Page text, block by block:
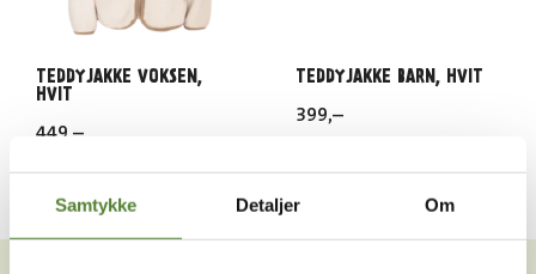
Samtykke Detaljer Om
TEDDYJAKKE VOKSEN,
HVIT
449 ,–
TEDDYJAKKE BARN, HVIT
399,–
VIL DU HA NYHETSBREV FRA